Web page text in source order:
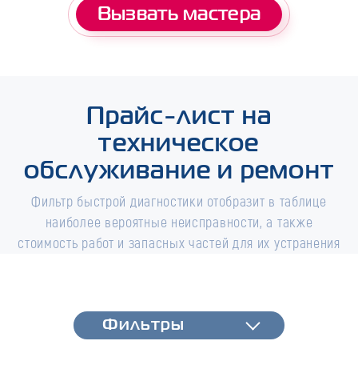
Вызвать мастера
Прайс-лист на
техническое
обслуживание и ремонт
Фильтр быстрой диагностики отобразит в таблице
наиболее вероятные неисправности, а также
стоимость работ и запасных частей для их устранения
Фильтры
Фильтры